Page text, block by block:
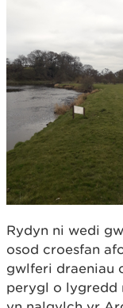
Rydyn ni wedi
osod croesfan
gwlferi draeniau
perygl o lygredd